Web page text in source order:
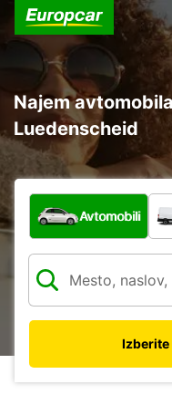
Najem
Luedenscheid
Katera vrsta vozila?
Avtomobili
Izberite